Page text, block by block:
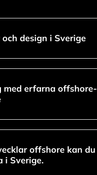
design i Sverige​
med erfarna offshore-
offshore kan du
i Sverige.